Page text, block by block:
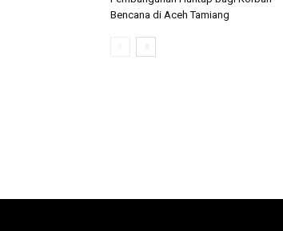
Bencana di Aceh Tamiang